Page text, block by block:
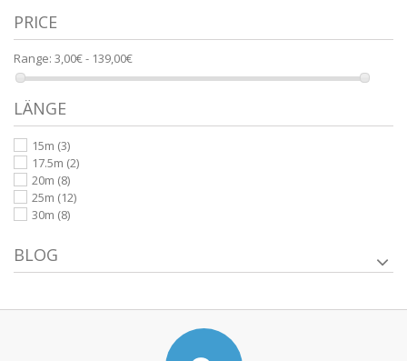
PRICE
Range: 3,00€ - 139,00€
LÄNGE
15m (3)
17.5m (2)
20m (8)
25m (12)
30m (8)
BLOG